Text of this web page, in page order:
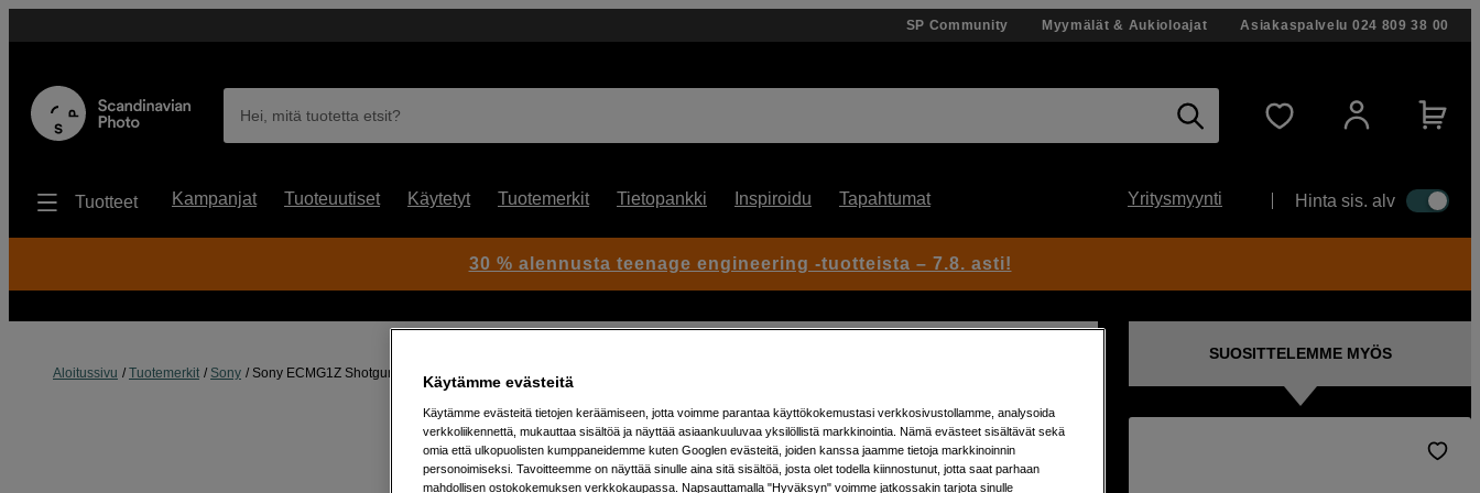
SP Community Myymälät & Aukioloajat Asiakaspalvelu 024 809 38 00
Hei, mitä tuotetta etsit?
Tuotteet Kampanjat Tuoteuutiset Käytetyt Tuotemerkit Tietopankki Inspiroidu Tapahtumat Yritysmyynti Hinta sis. alv
Aloitussivu Tuotemerkit Sony Sony ECMG1Z Shotgun Microphone
Artikkeli: 1059249
Kompakti ja kestävä
SUOSITTELEMME MYÖS
30 % alennusta teenage engineering -tuotteista – 7.8. asti!
Käytämme evästeitä
Käytämme evästeitä tietojen keräämiseen, jotta voimme parantaa käyttökokemustasi verkkosivustollamme, analysoida
verkkoliikennettä, mukauttaa sisältöä ja näyttää asiaankuuluvaa yksilöllistä markkinointia. Nämä evästeet sisältävät sekä
omia että ulkopuolisten kumppaneidemme kuten Googlen evästeitä, joiden kanssa jaamme tietoja markkinoinnin
personoimiseksi. Tavoitteemme on näyttää sinulle aina sitä sisältöä, josta olet todella kiinnostunut, jotta saat parhaan
mahdollisen ostokokemuksen verkkokaupassa. Napsauttamalla "Hyväksyn" voimme jatkossakin tarjota sinulle